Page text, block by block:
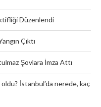
Düzenlendi
Çıktı
Şovlara İmza Attı
İstanbul’da nerede, kaç